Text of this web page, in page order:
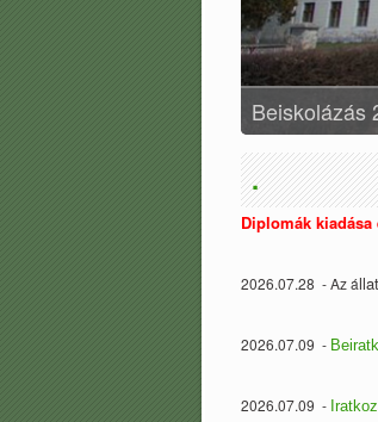
Beiskolázás
.
Diplomák
2026.07.28 - Az á
2026.07.09 -
2026.07.09 -